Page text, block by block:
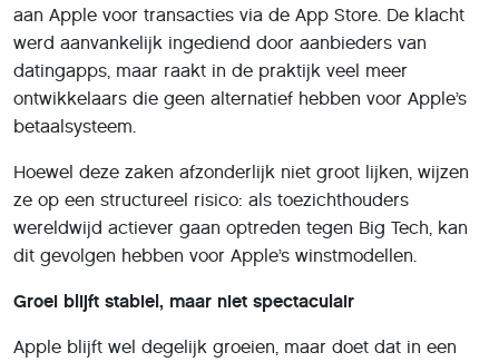
aan Apple voor transacties via de App Store. De klacht
werd aanvankelijk ingediend door aanbieders van
datingapps, maar raakt in de praktijk veel meer
ontwikkelaars die geen alternatief hebben voor Apple’s
betaalsysteem.
Hoewel deze zaken afzonderlijk niet groot lijken, wijzen
ze op een structureel risico: als toezichthouders
wereldwijd actiever gaan optreden tegen Big Tech, kan
dit gevolgen hebben voor Apple’s winstmodellen.
Groei blijft stabiel, maar niet spectaculair
Apple blijft wel degelijk groeien, maar doet dat in een